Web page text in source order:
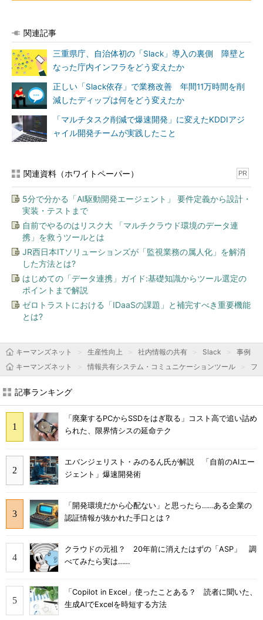
関連記事
三重県庁、自治体初の「Slack」導入の裏側 障壁と
なった庁内インフラをどう変えたか
正しい「Slack依存」で業務改善 年間11万時間を削
減したディップは何をどう変えたか
「マルチタスク削減で爆速開発」に変えたKDDIアジ
ャイル開発チームが実践したこと
関連資料（ホワイトペーパー） PR
5分で分かる「AI駆動開発エージェント」 要件定義から設計・
実装・テストまで
自前でやるのはリスク大 「マルチクラウド環境のデータ連
携」を救うツールとは
JR西日本ITソリューションズが「監視業務の属人化」を解消
した方法とは?
はじめての「データ連携」ガイド:基礎知識からツール選定の
ポイントまで解説
ゼロトラストにおける「IDaaSの課題」と補完すべき重要機能
とは?
キーマンズネット 生産性向上 社内情報の共有 Slack
事例
キーマンズネット
情報共有システム・コミュニケーションツール フ
記事ランキング
「廃棄するPCからSSDをはぎ取る」コスト高で追い詰め
られた、限界情シスの延命テク
エバンジェリスト・みのるん氏が解説 「自前のAIエー
ジェント」爆速開発術
「開発環境だから心配ない」と思ったら……ある企業の
認証情報が抜かれた手口とは？
クラウドの元祖？ 20年前に消えたはずの「ASP」 調
べてみたら実は……
「Copilot in Excel」使ったことある？ 読者に聞いた、
生成AIでExcelを時短する方法